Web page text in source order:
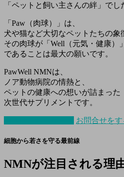
「ペットと飼い主さんの絆」でし
「Paw（肉球）」は、
犬や猫など大切なペットたちの象
その肉球が「Well（元気・健康）」
であることは最大の願いです。
PawWell NMNは、
ノア動物病院の情熱と、
ペットの健康への想いが詰まった
次世代サプリメントです。
お問合せをす
細胞から若さを守る最前線
NMNが注目される理